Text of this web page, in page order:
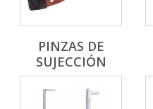
PINZAS DE
SUJECCIÓN